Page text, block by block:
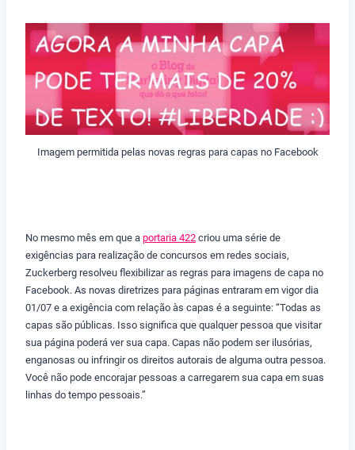
Imagem permitida pelas novas regras para capas no Facebook
No mesmo mês em que a portaria 422 criou uma série de
exigências para realização de concursos em redes sociais,
Zuckerberg resolveu flexibilizar as regras para imagens de capa no
Facebook. As novas diretrizes para páginas entraram em vigor dia
01/07 e a exigência com relação às capas é a seguinte: “Todas as
capas são públicas. Isso significa que qualquer pessoa que visitar
sua página poderá ver sua capa. Capas não podem ser ilusórias,
enganosas ou infringir os direitos autorais de alguma outra pessoa.
Você não pode encorajar pessoas a carregarem sua capa em suas
linhas do tempo pessoais.”